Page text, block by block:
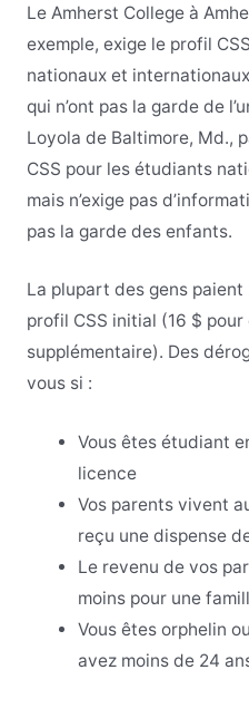
Le Amherst College à
exemple, exige le profil
nationaux et
qui n’ont pas la garde de
Loyola de Baltimore, Md.,
CSS pour les étudiants
mais n’exige pas
pas la garde des enfants.
La plupart des gens
profil CSS initial (16 $
supplémentaire). Des
vous si :
Vous êtes étudiant
licence
Vos parents vivent
reçu une dispense
Le revenu de vos
moins pour une
Vous êtes orphelin
avez moins de 24